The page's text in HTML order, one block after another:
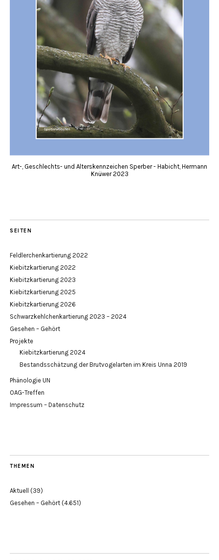
Art-, Geschlechts- und Alterskennzeichen Sperber - Habicht, Hermann
Knüwer 2023
SEITEN
Feldlerchenkartierung 2022
Kiebitzkartierung 2022
Kiebitzkartierung 2023
Kiebitzkartierung 2025
Kiebitzkartierung 2026
Schwarzkehlchenkartierung 2023 – 2024
Gesehen – Gehört
Projekte
Kiebitzkartierung 2024
Bestandsschätzung der Brutvogelarten im Kreis Unna 2019
Phänologie UN
OAG-Treffen
Impressum – Datenschutz
THEMEN
Aktuell (39)
Gesehen – Gehört (4.651)